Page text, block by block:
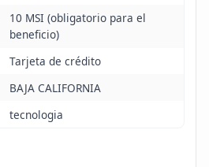
10 MSI (obligatorio para el
beneficio)
Tarjeta de crédito
BAJA CALIFORNIA
tecnologia